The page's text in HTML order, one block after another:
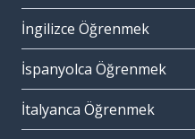
İngilizce Öğrenmek
İspanyolca Öğrenmek
İtalyanca Öğrenmek